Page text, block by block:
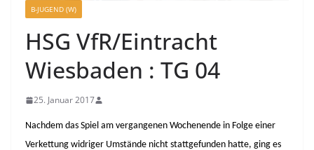
B-JUGEND (W)
HSG VfR/Eintracht
Wiesbaden : TG 04
25. Januar 2017
Nachdem das Spiel am vergangenen Wochenende in Folge einer
Verkettung widriger Umstände nicht stattgefunden hatte, ging es